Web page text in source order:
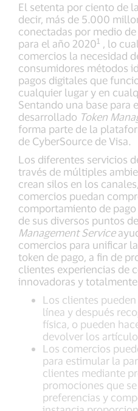
El setenta por ciento de
decir, más de 5.000
conectadas por medio
para el año 20201 , lo
comercios la necesidad
consumidores métodos
pagos digitales que
cualquier lugar y en
Sentando una base para
desarrollado Token
forma parte de la
de CyberSource de Visa.
Los diferentes servicios
través de múltiples
crean silos en los
comercios puedan
comportamiento de
de sus diversos puntos
Management Service
comercios para unificar
token de pago, a fin de
clientes experiencias de
innovadoras y
Los clientes
línea y después
física, o pueden
devolver los
Los comercios
para estimular la
clientes mediante
promociones que
preferencias y